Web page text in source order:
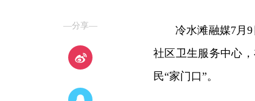
—分享—
冷水滩融媒7月
社区卫生服务中心
民“家门口”。